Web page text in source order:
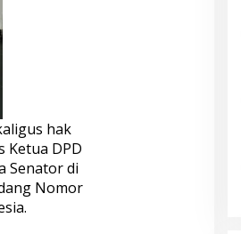
hak
Ketua DPD
Senator di
Nomor